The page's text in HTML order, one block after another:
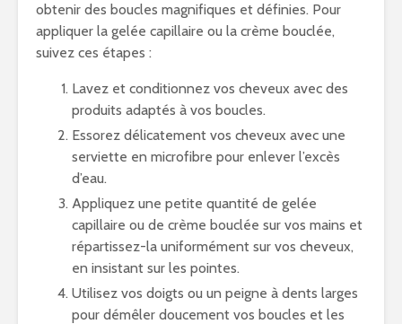
obtenir des boucles magnifiques et définies. Pour
appliquer la gelée capillaire ou la crème bouclée,
suivez ces étapes :
Lavez et conditionnez vos cheveux avec des
produits adaptés à vos boucles.
Essorez délicatement vos cheveux avec une
serviette en microfibre pour enlever l’excès
d’eau.
Appliquez une petite quantité de gelée
capillaire ou de crème bouclée sur vos mains et
répartissez-la uniformément sur vos cheveux,
en insistant sur les pointes.
Utilisez vos doigts ou un peigne à dents larges
pour démêler doucement vos boucles et les